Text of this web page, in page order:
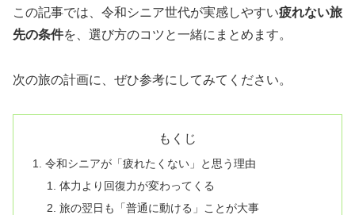
この記事では、令和シニア世代が実感しやすい疲れない旅
先の条件を、選び方のコツと一緒にまとめます。
次の旅の計画に、ぜひ参考にしてみてください。
もくじ
令和シニアが「疲れたくない」と思う理由
体力より回復力が変わってくる
旅の翌日も「普通に動ける」ことが大事